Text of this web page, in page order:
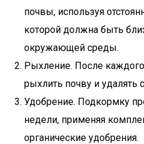
почвы, используя
которой должна быть
окружающей среды.
Рыхление. После
рыхлить почву и удалять
Удобрение. Подкормку
недели, применяя
органические удобрения.